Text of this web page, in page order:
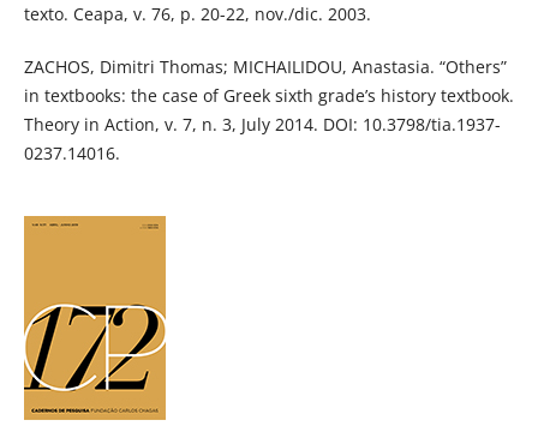
texto. Ceapa, v. 76, p. 20-22, nov./dic. 2003.
ZACHOS, Dimitri Thomas; MICHAILIDOU, Anastasia. “Others”
in textbooks: the case of Greek sixth grade’s history textbook.
Theory in Action, v. 7, n. 3, July 2014. DOI: 10.3798/tia.1937-
0237.14016.